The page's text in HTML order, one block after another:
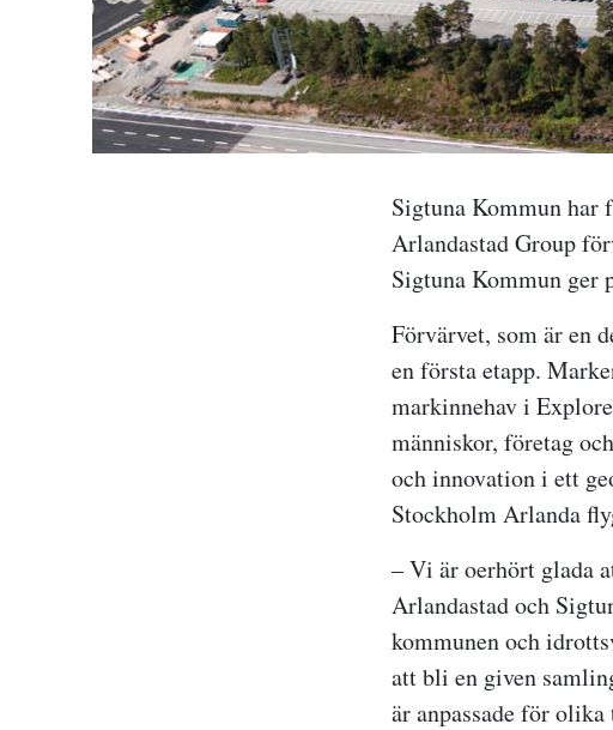
Sigtuna Kommun har
Arlandastad Group
Sigtuna Kommun ger
Förvärvet, som är en
en första etapp.
markinnehav i
människor, företag
och innovation i ett
Stockholm Arlanda
– Vi är oerhört glada
Arlandastad och
kommunen och
att bli en given
är anpassade för